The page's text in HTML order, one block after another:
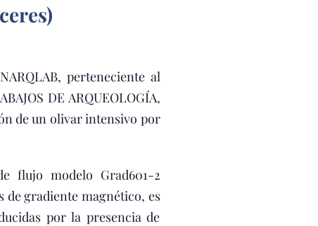
perteneciente al
DE ARQUEOLOGÍA,
de un olivar intensivo por
flujo modelo Grad601-2
gradiente magnético, es
por la presencia de